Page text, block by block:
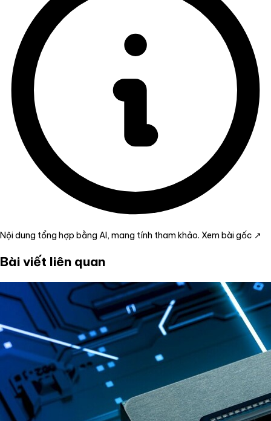
Nội dung tổng hợp bằng AI, mang tính tham khảo. Xem bài gốc ↗
Bài viết liên quan